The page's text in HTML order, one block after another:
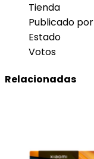
Tienda
Publicado por
Estado
Votos
Relacionadas